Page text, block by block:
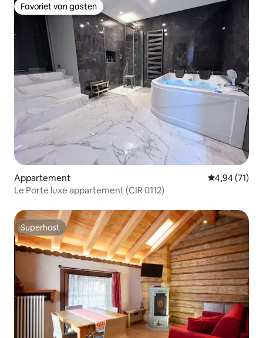
Favoriet van gasten
Favoriet van gasten
Appartement Gemiddelde
4,94 (71)
Le Porte luxe appartement (CIR 0112)
Superhost
Superhost